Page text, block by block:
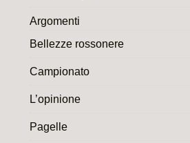
Argomenti
Bellezze rossonere
Campionato
L’opinione
Pagelle